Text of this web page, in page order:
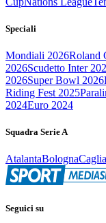
Speciali
Mondiali 2026Roland
2026Scudetto Inter
2026Super Bowl 2026
Riding Fest 2025
2024Euro 2024
Squadra Serie A
AtalantaBologna
Seguici su